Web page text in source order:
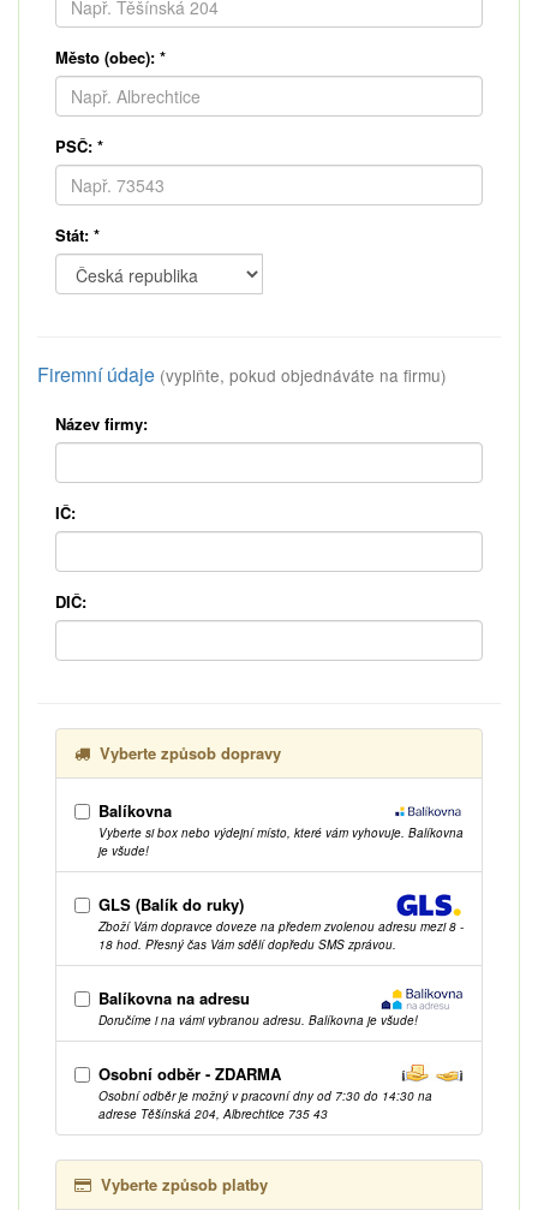
Město (obec): *
PSČ: *
Stát: *
Firemní údaje (vyplňte, pokud objednáváte na firmu)
Název firmy:
IČ:
DIČ:
Vyberte způsob dopravy
Balíkovna
Vyberte si box nebo výdejní místo, které vám vyhovuje. Balíkovna
je všude!
GLS (Balík do ruky)
Zboží Vám dopravce doveze na předem zvolenou adresu mezi 8 -
18 hod. Přesný čas Vám sdělí dopředu SMS zprávou.
Balíkovna na adresu
Doručíme i na vámi vybranou adresu. Balíkovna je všude!
Osobní odběr - ZDARMA
Osobní odběr je možný v pracovní dny od 7:30 do 14:30 na
adrese Těšínská 204, Albrechtice 735 43
Vyberte způsob platby